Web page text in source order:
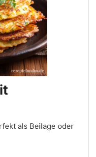
als Beilage oder